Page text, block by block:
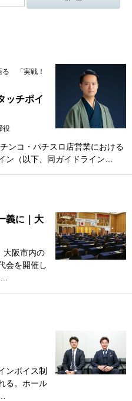
る 「実戦！
ッチポイ
役
ンコ・パチスロ店営業における
ン（以下、同ガイドライン…
義に｜大
大阪市内の
会を開催し
ンボイス制
る。ホール